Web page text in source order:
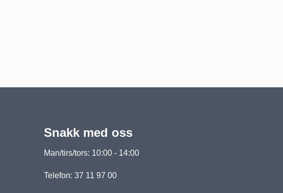
Snakk med oss
Man/tirs/tors: 10:00 - 14:00
Telefon: 37 11 97 00